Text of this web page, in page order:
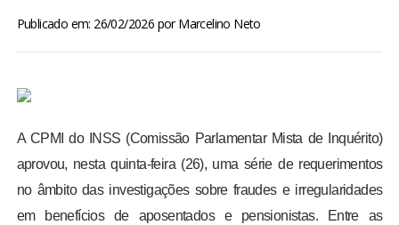
ENTRETENIMENTO
ENQUETE
Publicado em: 26/02/2026 porMarcelino Neto
A CPMI do INSS (Comissão Parlamentar Mista de Inquérito)
aprovou, nesta quinta-feira (26), uma série de requerimentos
no âmbito das investigações sobre fraudes e irregularidades
em benefícios de aposentados e pensionistas. Entre as